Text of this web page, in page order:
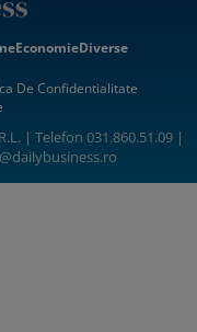
EconomieDiverse
De Confidentialitate
| Telefon 031.860.51.09 |